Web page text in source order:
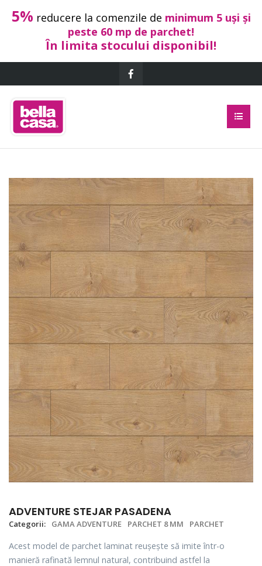
5% reducere la comenzile de minimum 5 uși și
peste 60 mp de parchet!
În limita stocului disponibil!
ADVENTURE STEJAR PASADENA
Categorii: GAMA ADVENTURE PARCHET 8 MM PARCHET
Acest model de parchet laminat reușește să imite într-o
manieră rafinată lemnul natural, contribuind astfel la